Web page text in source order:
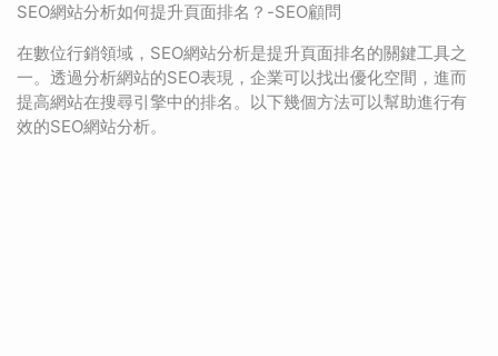
SEO網站分析如何提升頁面排名？-SEO顧問
在數位行銷領域，SEO網站分析是提升頁面排名的關鍵工具之
一。透過分析網站的SEO表現，企業可以找出優化空間，進而
提高網站在搜尋引擎中的排名。以下幾個方法可以幫助進行有
效的SEO網站分析。